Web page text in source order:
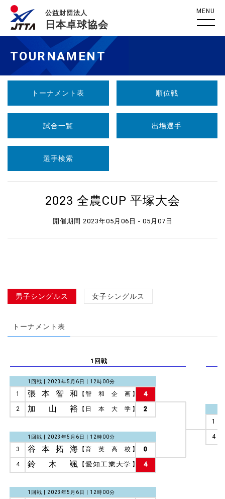
公益財団法人
日本卓球協会
MENU
TOURNAMENT
トーナメント表 順位戦
試合一覧 出場選手
選手検索
2023 全農CUP 平塚大会
開催期間 2023年05月06日 - 05月07日
男子シングルス 女子シングルス
トーナメント表
1
4
1回戦
1回戦 | 2023年5月6日 | 12時00分
4
1 張本智和 【 智和企画 】
2
2 加山裕 【 日本大学 】
1回戦 | 2023年5月6日 | 12時00分
0
3 谷本拓海 【 育英高校 】
4
4 鈴木颯 【 愛知工業大学 】
1回戦 | 2023年5月6日 | 12時00分